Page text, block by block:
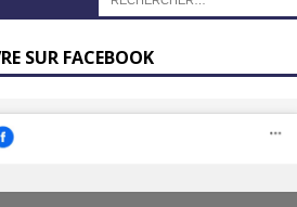
SUR FACEBOOK